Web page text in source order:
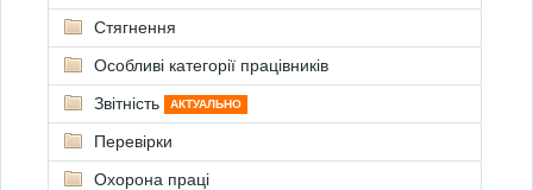
Стягнення
Особливі категорії працівників
Звітність
АКТУАЛЬНО
Перевірки
Охорона праці